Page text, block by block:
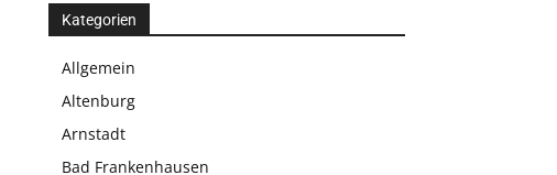
Kategorien
Allgemein
Altenburg
Arnstadt
Bad Frankenhausen